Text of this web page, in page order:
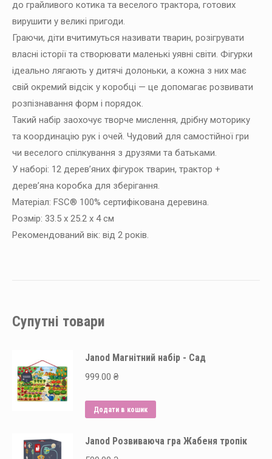
до грайливого котика та веселого трактора, готових
вирушити у великі пригоди.
Граючи, діти вчитимуться називати тварин, розігрувати
власні історії та створювати маленькі уявні світи. Фігурки
ідеально лягають у дитячі долоньки, а кожна з них має
свій окремий відсік у коробці — це допомагає розвивати
розпізнавання форм і порядок.
Такий набір заохочує творче мислення, дрібну моторику
та координацію рук і очей. Чудовий для самостійної гри
чи веселого спілкування з друзями та батьками.
У наборі: 12 дерев’яних фігурок тварин, трактор +
дерев’яна коробка для зберігання.
Матеріал: FSC® 100% сертифікована деревина.
Розмір: 33.5 х 25.2 х 4 см
Рекомендований вік: від 2 років.
Супутні товари
Janod Магнітний набір - Сад
999.00 ₴
Додати в кошик
Janod Розвиваюча гра Жабеня тропік